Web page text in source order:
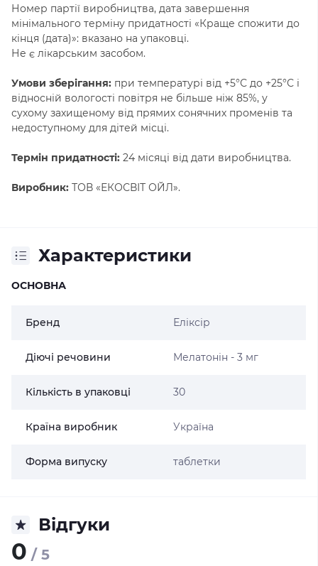
Номер партії виробництва, дата завершення
мінімального терміну придатності «Краще спожити до
кінця (дата)»: вказано на упаковці.
Не є лікарським засобом.
Умови зберігання: при температурі від +5°С до +25°С і
відносній вологості повітря не більше ніж 85%, у
сухому захищеному від прямих сонячних променів та
недоступному для дітей місці.
Термін придатності: 24 місяці від дати виробництва.
Виробник: ТОВ «ЕКОСВІТ ОЙЛ».
Характеристики
ОСНОВНА
Бренд Еліксір
Діючі речовини Мелатонін - 3 мг
Кількість в упаковці 30
Країна виробник Україна
Форма випуску таблетки
Відгуки
0 / 5